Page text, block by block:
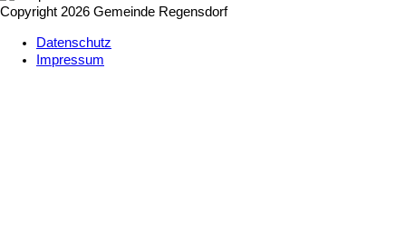
Copyright 2026 Gemeinde Regensdorf
Datenschutz
Impressum